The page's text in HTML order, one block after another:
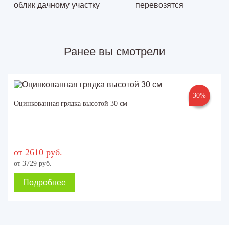
облик дачному участку
перевозятся
Ранее вы смотрели
30%
Оцинкованная грядка высотой 30 см
от 2610 руб.
от 3729 руб.
Подробнее